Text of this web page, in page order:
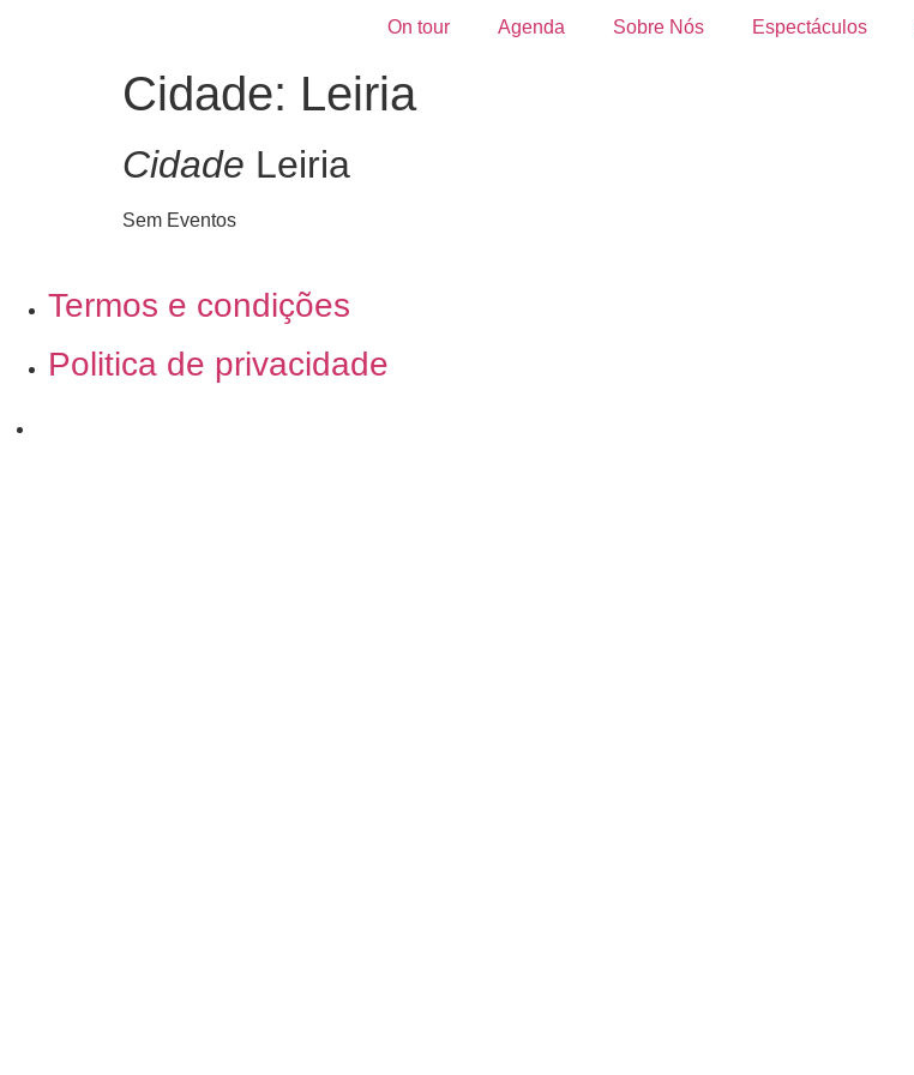
On tour Agenda Sobre Nós Espectáculos
Cidade: Leiria
Cidade Leiria
Sem Eventos
Termos e condições
Politica de privacidade